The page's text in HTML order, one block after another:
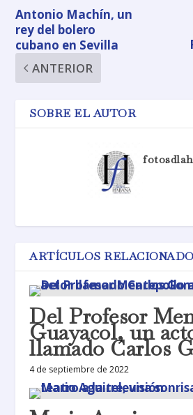
Antonio Machín, un
rey del bolero
cubano en Sevilla
ANTERIOR
SOBRE EL AUTOR
ARTÍCULOS
Del Profesor
Guayacol, un
llamado Carlos
4 de septiembre de 2022